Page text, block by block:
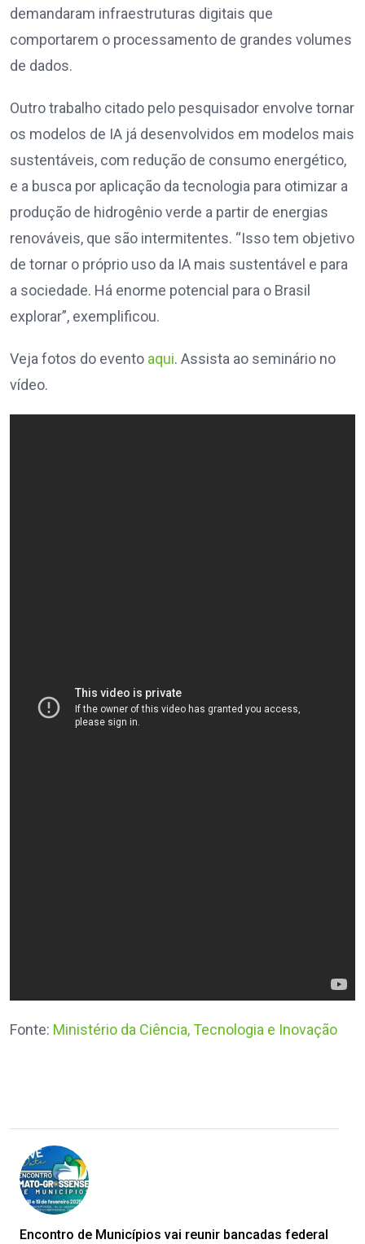
demandaram infraestruturas digitais que
comportarem o processamento de grandes volumes
de dados.
Outro trabalho citado pelo pesquisador envolve tornar
os modelos de IA já desenvolvidos em modelos mais
sustentáveis, com redução de consumo energético,
e a busca por aplicação da tecnologia para otimizar a
produção de hidrogênio verde a partir de energias
renováveis, que são intermitentes. “Isso tem objetivo
de tornar o próprio uso da IA mais sustentável e para
a sociedade. Há enorme potencial para o Brasil
explorar”, exemplificou.
Veja fotos do evento aqui. Assista ao seminário no
vídeo.
Fonte: Ministério da Ciência, Tecnologia e Inovação
Encontro de Municípios vai reunir bancadas federal